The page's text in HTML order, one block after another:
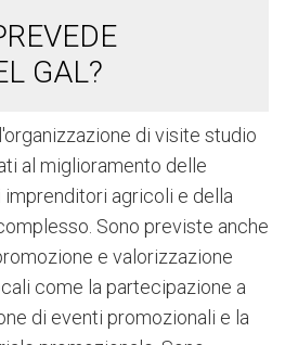
GAL?
di visite studio
al miglioramento delle
agricoli e della
Sono previste anche
e valorizzazione
come la partecipazione a
di eventi promozionali e la